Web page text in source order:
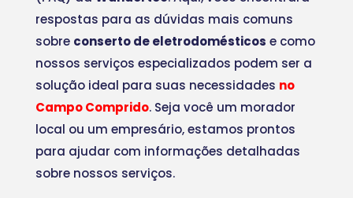
respostas para as dúvidas mais comuns
sobre conserto de eletrodomésticos e como
nossos serviços especializados podem ser a
solução ideal para suas necessidades no
Campo Comprido. Seja você um morador
local ou um empresário, estamos prontos
para ajudar com informações detalhadas
sobre nossos serviços.